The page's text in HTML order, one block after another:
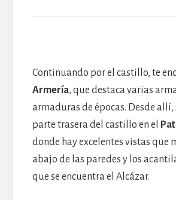
Continuando por el castillo, te
Armería, que destaca varias
armaduras de épocas. Desde allí,
parte trasera del castillo en el
donde hay excelentes vistas que
abajo de las paredes y los
que se encuentra el Alcázar.